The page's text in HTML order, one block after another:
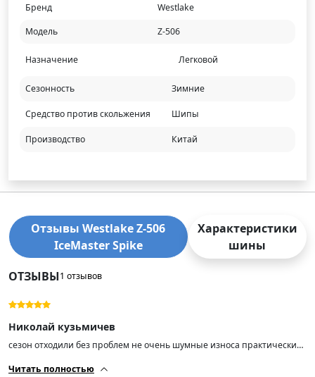
Бренд
Westlake
Модель
Z-506
Назначение Легковой
Сезонность Зимние
Средство против скольжения Шипы
Производство Китай
Отзывы Westlake Z-506
IceMaster Spike
Характеристики
шины
ОТЗЫВЫ1 отзывов
Николай кузьмичев
сезон отходили без проблем не очень шумные износа практически
алюминиевые
Читать полностью